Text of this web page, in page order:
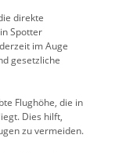
direkte
Spotter
im Auge
gesetzliche
Flughöhe, die in
Dies hilft,
zu vermeiden.